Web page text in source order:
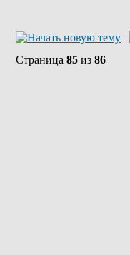
Страница 85 из 86